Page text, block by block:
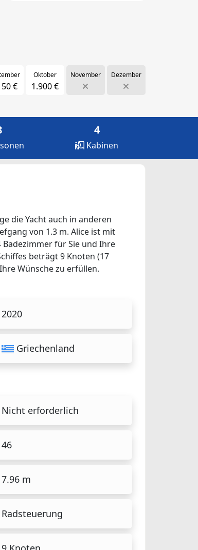
€
Oktober
1.900 €
November Dezember
4
Kabinen
die Yacht auch in anderen
von 1.3 m. Alice ist mit
für Sie und Ihre
beträgt 9 Knoten (17
Wünsche zu erfüllen.
2020
Griechenland
Nicht erforderlich
46
7.96 m
Radsteuerung